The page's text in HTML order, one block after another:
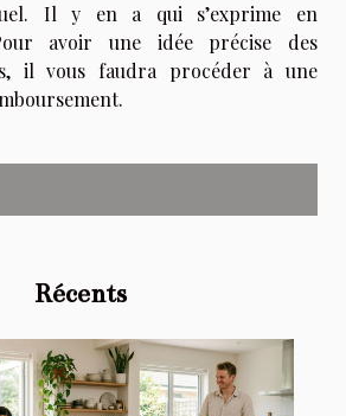
Récents
Il y en a qui s’exprime en
avoir une idée précise des
il vous faudra procéder à une